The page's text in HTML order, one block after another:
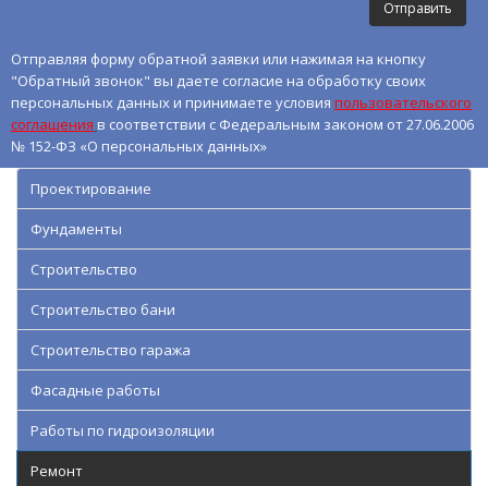
Отправляя форму обратной заявки или нажимая на кнопку
"Обратный звонок" вы даете согласие на обработку своих
персональных данных и принимаете условия пользовательского
соглашения в соответствии с Федеральным законом от 27.06.2006
№ 152-ФЗ «О персональных данных»
Проектирование
Фундаменты
Строительство
Строительство бани
Строительство гаража
Фасадные работы
Работы по гидроизоляции
Ремонт